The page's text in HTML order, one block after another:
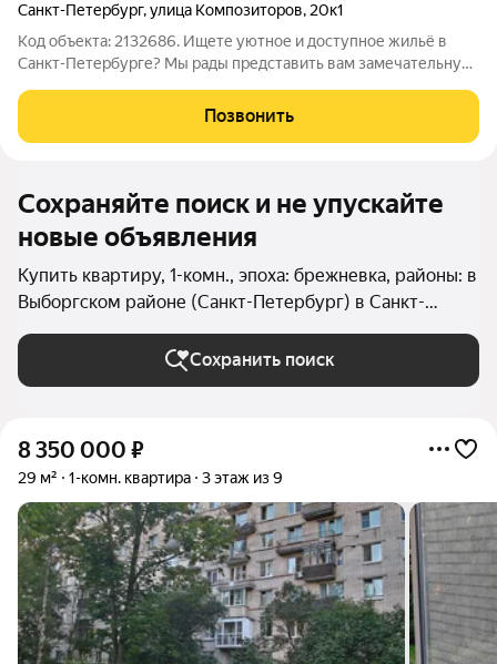
Санкт-Петербург,улица Композиторов, 20к1
Код объекта: 2132686. Ищете уютное и доступное жильё в
Санкт-Петербурге? Мы рады представить вам замечательную
идеальный выбор для тех, кто ценит
Позвонить
Сохраняйте поиск и не упускайте
новые объявления
Купить квартиру, 1-комн., эпоха: брежневка, районы: в
Выборгском районе (Санкт-Петербург) в Санкт-
Петербурге и ЛО
Сохранить поиск
8 350 000 ₽
29 м² 1-комн. квартира 3 этаж из 9